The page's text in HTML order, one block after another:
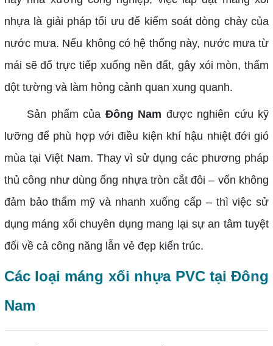
nhựa là giải pháp tối ưu để kiểm soát dòng chảy của
nước mưa. Nếu không có hệ thống này, nước mưa từ
mái sẽ đổ trực tiếp xuống nền đất, gây xói mòn, thấm
dột tường và làm hỏng cảnh quan xung quanh.
Sản phẩm của Đông Nam được nghiên cứu kỹ
lưỡng để phù hợp với điều kiện khí hậu nhiệt đới gió
mùa tại Việt Nam. Thay vì sử dụng các phương pháp
thủ công như dùng ống nhựa tròn cắt đôi – vốn không
đảm bảo thẩm mỹ và nhanh xuống cấp – thì việc sử
dụng máng xối chuyên dụng mang lại sự an tâm tuyệt
đối về cả công năng lẫn vẻ đẹp kiến trúc.
Các loại máng xối nhựa PVC tại Đông
Nam